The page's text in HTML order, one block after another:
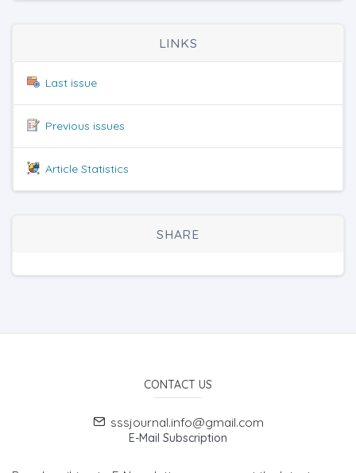
LINKS
Last issue
Previous issues
Article Statistics
SHARE
CONTACT US
sssjournal.info@gmail.com
E-Mail Subscription